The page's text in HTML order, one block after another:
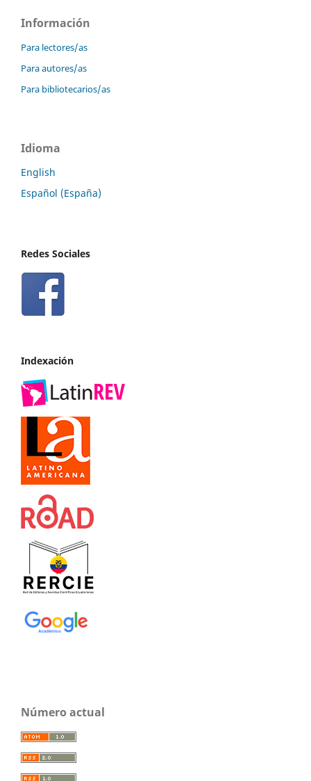
Información
Para lectores/as
Para autores/as
Para bibliotecarios/as
Idioma
English
Español (España)
Redes Sociales
Indexación
Número actual